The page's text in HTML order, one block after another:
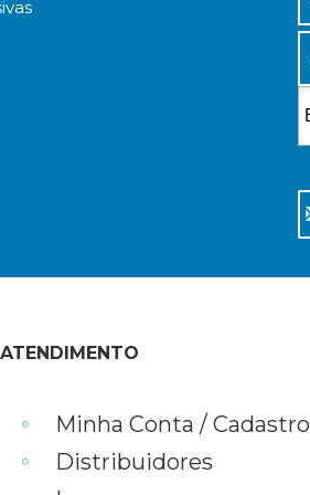
ATENDIMENTO
Minha Conta / Cadastro
Distribuidores